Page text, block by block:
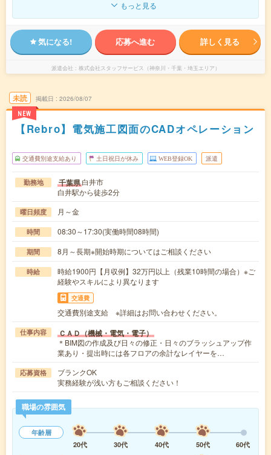
もっと見る
気になる! 応募へ進む 詳しく見る
派遣会社 株式会社スタッフサービス（神奈川・千葉・埼玉エリア）
未読
NEW
掲載日 2026/08/07
【Rebro】電気施工図面のCADオペレーション
交通費別途支給あり 土日祝日が休み WEB登録OK 派遣
勤務地 千葉県白井市
白井駅から徒歩2分
曜日頻度 月～金
時間 08:30～17:30(実働時間08時間)
期間 8月～長期※開始時期についてはご相談ください
時給
時給1900円【月収例】32万円以上（残業10時間の場合）※ご
経験やスキルにより異なります
交通費
交通費別途支給 ※詳細はお問い合わせください。
仕事内容 ＣＡＤ（機械・電気・電子）
＊BIM図の作成及び日々の修正・日々のブラッシュアップ作
業あり・提出時には各フロアの余計なレイヤーを…
応募資格
ブランクOK
実務経験が浅い方もご相談ください！
職場の雰囲気
年齢層
20代
30代 40代 50代
60代